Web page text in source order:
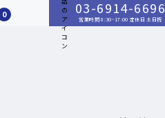
0 03-6914-6696
営業時間 8:30~17:00 定休日 土日祝